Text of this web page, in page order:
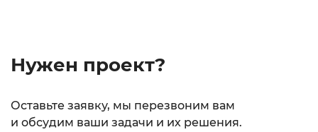
Нужен проект?
Оставьте заявку, мы перезвоним вам
и обсудим ваши задачи и их решения.